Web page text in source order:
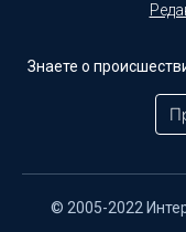
Знаете о
© 2005-2022